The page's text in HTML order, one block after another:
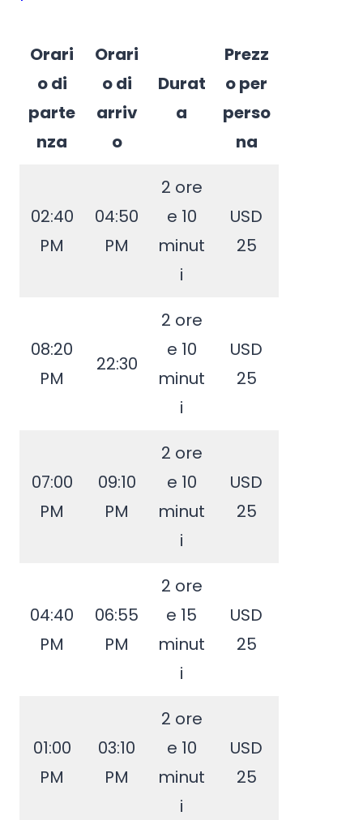
Orari
o di
parte
nza
Orari
o di
arriv
o
Durat
a
Prezz
o per
perso
na
02:40
PM
04:50
PM
2 ore
e 10
minut
i
USD
25
08:20
PM
22:30
2 ore
e 10
minut
i
USD
25
07:00
PM
09:10
PM
2 ore
e 10
minut
i
USD
25
04:40
PM
06:55
PM
2 ore
e 15
minut
i
USD
25
01:00
PM
03:10
PM
2 ore
e 10
minut
i
USD
25